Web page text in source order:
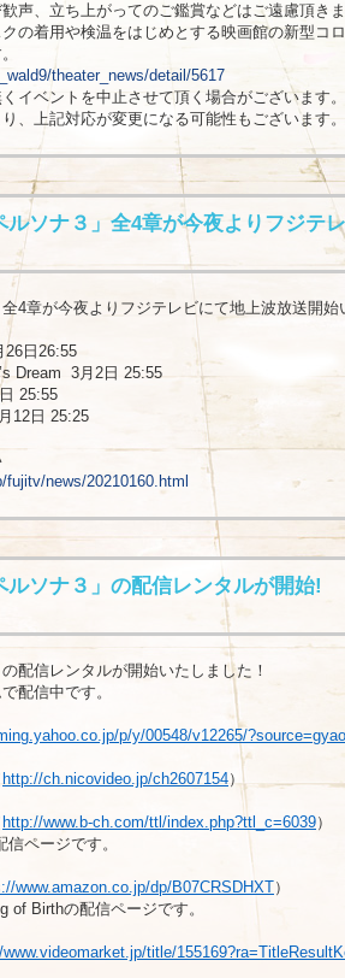
声、立ち上がってのご鑑賞などはご遠慮頂き
の着用や検温をはじめとする映画館の新型コ
theater_news/detail/5617
イベントを中止させて頂く場合がございます
、上記対応が変更になる可能性もございます。
ルソナ３」全4章が今夜よりフジテ
4章が今夜よりフジテレビにて地上波放送開始
日26:55
Dream 3月2日 25:55
25:55
12日 25:25
news/20210160.html
ルソナ３」の配信レンタルが開始!
配信レンタルが開始いたしました！
配信中です。
p/y/00548/v12265/
http://ch.nicovideo.jp/ch2607154）
http://www.b-ch.com/ttl/index.php?ttl_c=6039）
ページです。
www.amazon.co.jp/dp/B07CRSDHXT）
of Birthの配信ページです。
title/